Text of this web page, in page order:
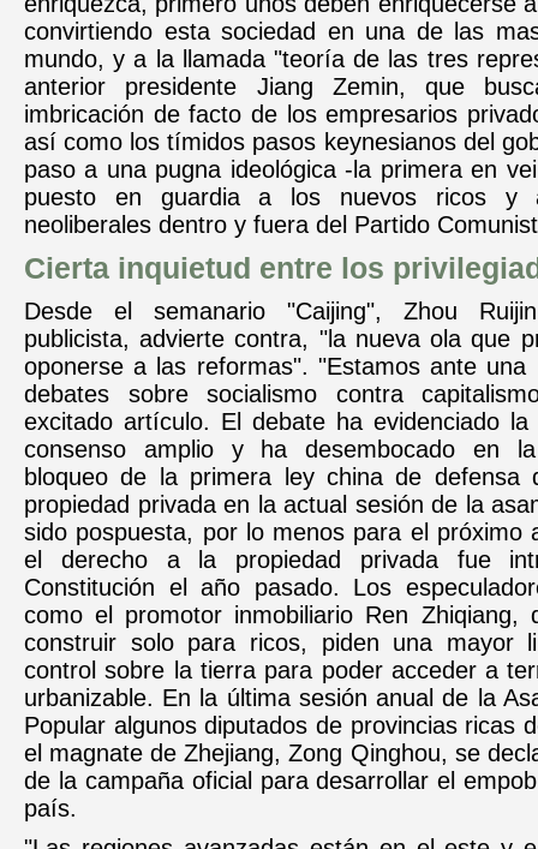
convirtiendo esta sociedad en una de las
mundo, y a la llamada "teoría de las tres
anterior presidente Jiang Zemin, que
imbricación de facto de los empresarios
así como los tímidos pasos keynesianos del
paso a una pugna ideológica -la primera en
puesto en guardia a los nuevos ricos y
neoliberales dentro y fuera del Partido
Cierta inquietud entre los
Desde el semanario "Caijing", Zhou
publicista, advierte contra, "la nueva ola que
oponerse a las reformas". "Estamos ante una
debates sobre socialismo contra
excitado artículo. El debate ha evidenciado
consenso amplio y ha desembocado en
bloqueo de la primera ley china de defensa
propiedad privada en la actual sesión de la
sido pospuesta, por lo menos para el próximo
el derecho a la propiedad privada fue
Constitución el año pasado. Los
como el promotor inmobiliario Ren Zhiqiang,
construir solo para ricos, piden una mayor
control sobre la tierra para poder acceder a
urbanizable. En la última sesión anual de la
Popular algunos diputados de provincias ricas
el magnate de Zhejiang, Zong Qinghou, se
de la campaña oficial para desarrollar el
país.